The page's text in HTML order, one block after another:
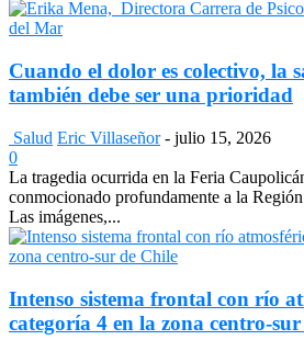
Cuando el dolor es colectivo, la
también debe ser una prioridad
Salud Eric Villaseñor - julio 15, 2026
0
La tragedia ocurrida en la Feria
conmocionado profundamente a la
Las imágenes,...
Intenso sistema frontal con río
categoría 4 en la zona centro-sur